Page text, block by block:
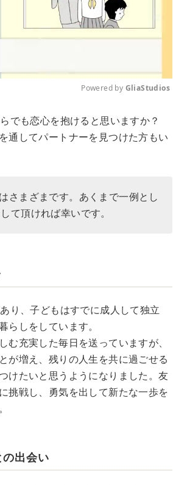
u
t
Powered by GliaStudios
でも恋心を抱けると思いますか？
通してパートナーを見つけた方もい
さまざまです。あくまで一例とし
て頂ければ幸いです。
り、子どもはすでに成人して独立
らしをしています。
む充実した毎日を送っていますが、
が増え、残りの人生を共に過ごせる
けたいと思うようになりました。友
挑戦し、勇気を出して新たな一歩を
出会い